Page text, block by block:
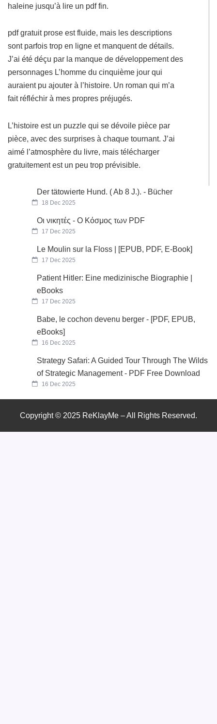
haleine jusqu’à lire un pdf fin.
pdf gratuit prose est fluide, mais les descriptions
sont parfois trop en ligne et manquent de détails.
J’ai été déçu par la manque de développement des
personnages L’homme du cinquième jour qui
auraient pu ajouter à l’histoire. Un roman qui m’a
fait réfléchir à mes propres préjugés.
L’histoire est un puzzle qui se dévoile pièce par
pièce, avec des surprises à chaque tournant. J’ai
aimé l’atmosphère du livre, mais télécharger
gratuitement est un peu trop prévisible.
Der tätowierte Hund. ( Ab 8 J.). - Bücher
18 Dec 2025
Οι νικητές - Ο Κόσμος των PDF
17 Dec 2025
Le Moulin sur la Floss | [EPUB, PDF, E-Book]
17 Dec 2025
Patient Hitler: Eine medizinische Biographie |
eBooks
17 Dec 2025
Babe, le cochon devenu berger - [PDF, EPUB,
eBooks]
16 Dec 2025
Strategy Safari: A Guided Tour Through The Wilds
of Strategic Management - PDF Free Download
16 Dec 2025
Copyright © 2025 ReKlayMe – All Rights Reserved.